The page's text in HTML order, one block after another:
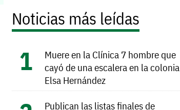
Noticias más leídas
Muere en la Clínica 7 hombre que
cayó de una escalera en la colonia
Elsa Hernández
Publican las listas finales de